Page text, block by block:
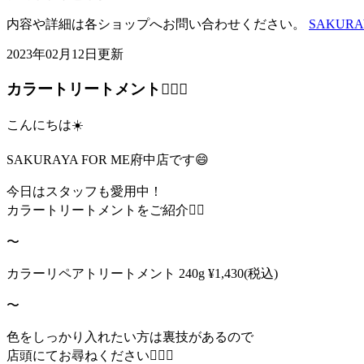
内容や詳細は各ショップへお問い合わせください。
2023年02月12日更新
カラートリートメント💇🏻‍♀️
こんにちは☀️
SAKURAYA FOR ME府中店です😄
今日はスタッフも愛用中！
カラートリートメントをご紹介☝🏻
〜
カラーリペアトリートメント 240g ¥1,430(税込)
〜
色をしっかり入れたい方は裏技があるので
店頭にてお尋ねください👂🏻💭